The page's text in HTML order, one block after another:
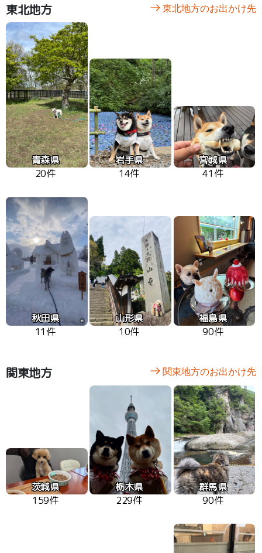
東北地方 東北地方のお出かけ先
青森県
20件
岩手県
14件
宮城県
41件
秋田県
11件
山形県
10件
福島県
90件
関東地方 関東地方のお出かけ先
茨城県
159件
栃木県
229件
群馬県
90件